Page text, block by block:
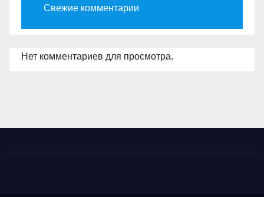
Свежие комментарии
Нет комментариев для просмотра.